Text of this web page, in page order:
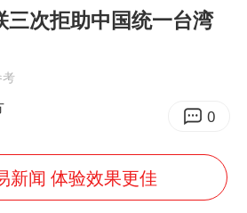
三次拒助中国统一台湾
0
新闻 体验效果更佳